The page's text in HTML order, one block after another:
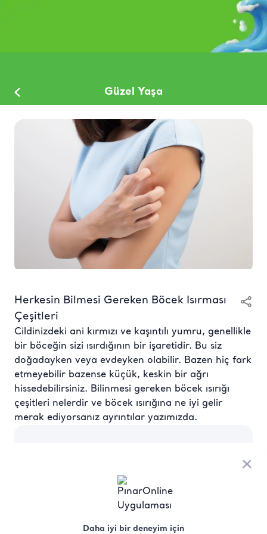
×
Daha iyi bir deneyim için
Güzel Yaşa
Herkesin Bilmesi Gereken Böcek Isırması
Çeşitleri
Cildinizdeki ani kırmızı ve kaşıntılı yumru, genellikle
bir böceğin sizi ısırdığının bir işaretidir. Bu siz
doğadayken veya evdeyken olabilir. Bazen hiç fark
etmeyebilir bazense küçük, keskin bir ağrı
hissedebilirsiniz. Bilinmesi gereken böcek ısırığı
çeşitleri nelerdir ve böcek ısırığına ne iyi gelir
merak ediyorsanız ayrıntılar yazımızda.
Birçok farklı böcek ısırığı türü vardır ve en yaygın
suçlular sivrisinekler, tatarcıklar, keneler, at
sinekleri, tahtakuruları, pireler, akarlar,
karıncalar ve örümceklerdir. Özellikle yaz